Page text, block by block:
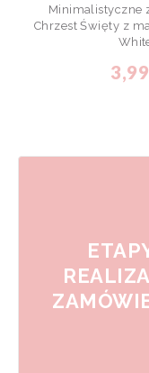
Minimalistyczne
Chrzest Święty z